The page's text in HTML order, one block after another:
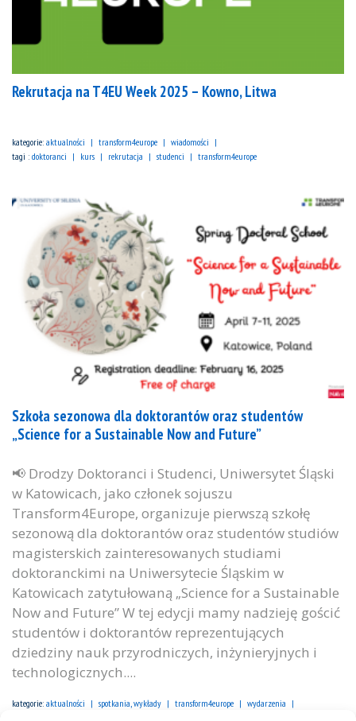
Rekrutacja na T4EU Week 2025 – Kowno, Litwa
kategorie: aktualności transform4europe
wiadomości
tagi : doktoranci kurs rekrutacja studenci transform4europe
Szkoła sezonowa dla doktorantów oraz studentów
„Science for a Sustainable Now and Future”
📢 Drodzy Doktoranci i Studenci, Uniwersytet Śląski
w Katowicach, jako członek sojuszu
Transform4Europe, organizuje pierwszą szkołę
sezonową dla doktorantów oraz studentów studiów
magisterskich zainteresowanych studiami
doktoranckimi na Uniwersytecie Śląskim w
Katowicach zatytułowaną „Science for a Sustainable
Now and Future” W tej edycji mamy nadzieję gościć
studentów i doktorantów reprezentujących
dziedziny nauk przyrodniczych, inżynieryjnych i
technologicznych....
kategorie: aktualności spotkania, wykłady transform4europe
wydarzenia